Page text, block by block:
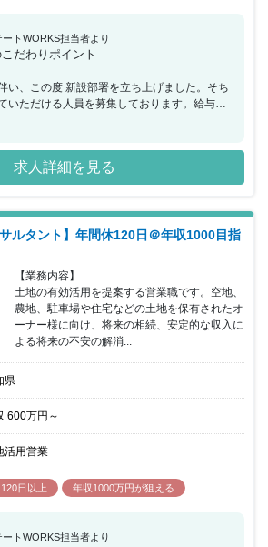
ートWORKS担当者より
だわりポイント
い、この度 新設部署を立ち上げました。そち
いただける人員を募集しております。給与の
導入しており、成果や努力は収入等に反映し
る不動産の企画・施工を手掛けております。
事業目的、ニーズ、立地条件、周辺環境に応
て大切な物件だからこそ、その想いを形にし
によるものです。子や孫の代まで残せるよう
価値の高い資産となる物件づくりを目指して
賃貸仲介事業・リゾート事業・LPガス事業の
おり、事業部単位で、それぞれが責任をもっ
仕事が生まれ、ハタスグループとしての仕事
した。
求人詳細を見る
ルタント】年間休120日＠年収1000目指
【業務内容】
土地の有効活用を提案する営業職です。空地、
農地、駐車場や住宅などの土地を保有されたオ
ーナー様に向け、将来の相続、安定的な収入に
よる将来の不安の解消...
県
600万円 ～
活用営業
日以上 年収1000万円が狙える
ートWORKS担当者より